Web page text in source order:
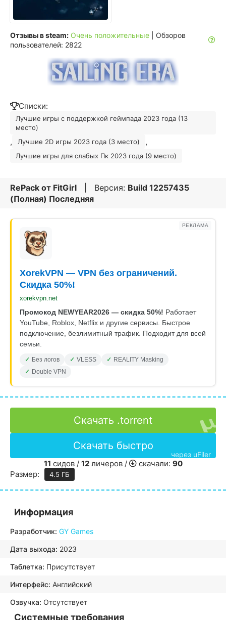
Отзывы в steam: Очень положительные
| Обзоров
пользователей: 2822
Списки:
Лучшие игры с поддержкой геймпада 2023 года (13
место)
, Лучшие 2D игры 2023 года (3 место) ,
Лучшие игры для слабых Пк 2023 года (9 место)
RePack от FitGirl | Версия: Build 12257435
(Полная) Последняя
РЕКЛАМА
XorekVPN — VPN без ограничений.
Скидка 50%!
xorekvpn.net
Промокод NEWYEAR2026 — скидка 50%! Работает
YouTube, Roblox, Netflix и другие сервисы. Быстрое
подключение, безлимитный трафик. Подходит для всей
семьи.
Без логов VLESS
REALITY Masking
Double VPN
Скачать .torrent
Скачать быстро
через uFiler
11 сидов / 12личеров / скачали: 90
Размер:
4.5 ГБ
Информация
Разработчик: GY Games
Дата выхода: 2023
Таблетка: Присутствует
Интерфейс: Английский
Озвучка: Отсутствует
Системные требования